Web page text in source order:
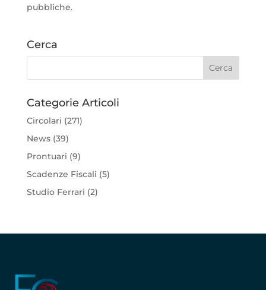
pubbliche.
Cerca
Categorie Articoli
Circolari (271)
News(39)
Prontuari (9)
Scadenze Fiscali (5)
Studio Ferrari (2)